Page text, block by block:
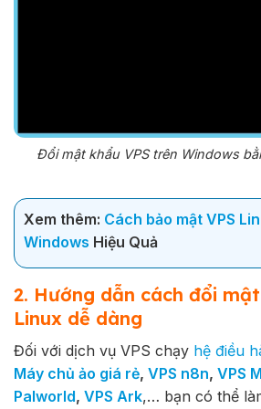
Đổi mật khẩu VPS trên Windows
Xem thêm: Cách bảo mật VPS
Windows Hiệu Quả
2. Hướng dẫn cách đổi
Linux dễ dàng
Đối với dịch vụ VPS chạy hệ điều
Máy chủ ảo giá rẻ, VPS n8n, VPS
Palworld, VPS Ark,… bạn có thể